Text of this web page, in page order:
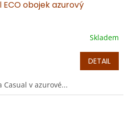
obojek azurový
Skladem
DETAIL
v azurové...